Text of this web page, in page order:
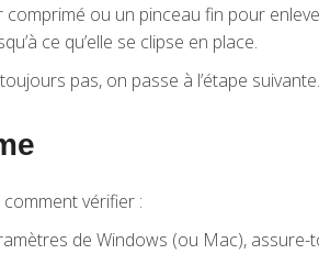
comprimé ou un pinceau fin pour
ce qu’elle se clipse en place.
pas, on passe à l’étape suivante.
vérifier :
de Windows (ou Mac),